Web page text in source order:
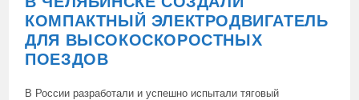
КОМПАКТНЫЙ ЭЛЕКТРОДВИГАТЕЛЬ
ДЛЯ ВЫСОКОСКОРОСТНЫХ
ПОЕЗДОВ
В России разработали и успешно испытали тяговый